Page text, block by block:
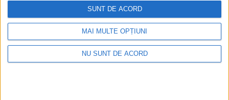
MAI MULTE OPȚIUNI
NU SUNT DE ACORD
SUNT DE ACORD